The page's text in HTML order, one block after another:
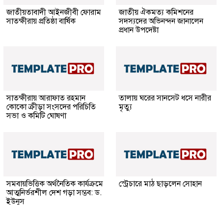
জাতীয়তাবাদী আইনজীবী ফোরাম
সাতক্ষীরায় প্রতিষ্ঠা বার্ষিক
জাতীয় ঐকমত্য কমিশনের
সদস্যদের অভিনন্দন জানালেন
প্রধান উপদেষ্টা
সাতক্ষীরায় আরাফাত রহমান
কোকো ক্রীড়া সংসদের পরিচিতি
সভা ও কমিটি ঘোষণা
তালায় ঘরের সানসেট ধসে নারীর
মৃত্যু
সমবায়ভিত্তিক অর্থনৈতিক কার্যক্রমে
আত্মনির্ভরশীল দেশ গড়া সম্ভব: ড.
ইউনূস
স্ট্রেচারে মাঠ ছাড়লেন সোহান